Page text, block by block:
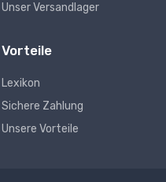
Unser Versandlager
Vorteile
Lexikon
Sichere Zahlung
Unsere Vorteile